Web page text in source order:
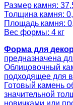
Размер камня:
Толщина камня:
Площадь камня:
Вес формы: 4 кг
Форма для
предназначена
Облицовочный
подходящее для
Готовый камень
значительной
новичками или